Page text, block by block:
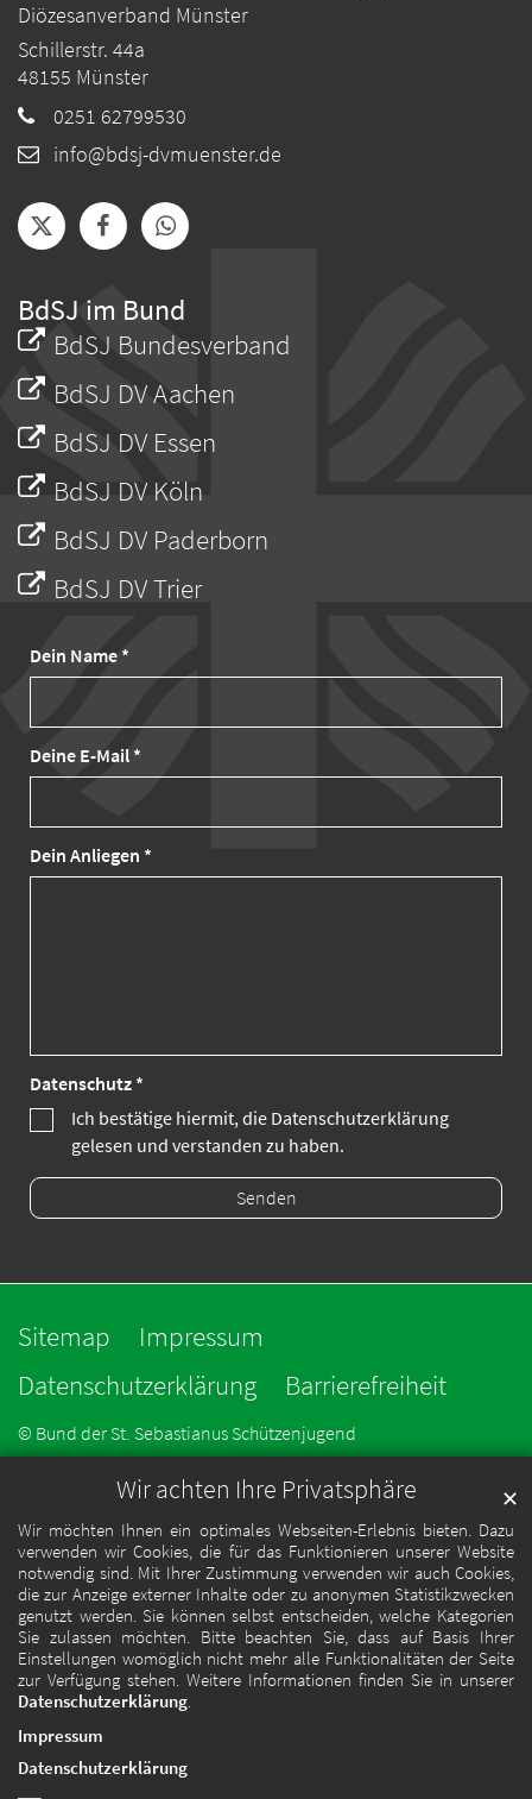
Wir achten Ihre Privatsphäre
Wir möchten Ihnen ein optimales Webseiten-Erlebnis bieten. Dazu
verwenden wir Cookies, die für das Funktionieren unserer Website
notwendig sind. Mit Ihrer Zustimmung verwenden wir auch Cookies,
die zur Anzeige externer Inhalte oder zu anonymen Statistikzwecken
genutzt werden. Sie können selbst entscheiden, welche Kategorien
Sie zulassen möchten. Bitte beachten Sie, dass auf Basis Ihrer
Einstellungen womöglich nicht mehr alle Funktionalitäten der Seite
zur Verfügung stehen. Weitere Informationen finden Sie in unserer
Datenschutzerklärung.
✕
Impressum
Datenschutzerklärung
Diözesanverband Münster
Schillerstr. 44a
48155 Münster
0251 62799530
info@bdsj-dvmuenster.de
BdSJ im Bund
BdSJ Bundesverband
BdSJ DV Aachen
BdSJ DV Essen
BdSJ DV Köln
BdSJ DV Paderborn
BdSJ DV Trier
Dein Name *
Deine E-Mail *
Dein Anliegen *
Datenschutz *
Ich bestätige hiermit, die Datenschutzerklärung
gelesen und verstanden zu haben.
Sitemap
Impressum
Datenschutzerklärung
Barrierefreiheit
© Bund der St. Sebastianus Schützenjugend